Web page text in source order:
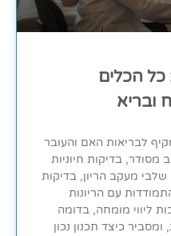
כל הכלים
ובריא
לבריאות האם והעובר
מסודר, בדיקות חיוניות
מעקב הריון, בדיקות
עם הריונות
ליווי מומחה, בדומה
כיצד תכנון נכון